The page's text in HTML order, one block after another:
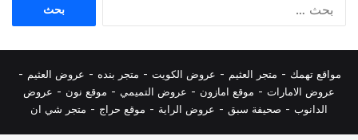
مواقع تهمك - متجر العثيم - عروض الكويت - متجر بنده - عروض العثيم -
عروض الامارات - موقع امازون - عروض التميمي - موقع نون - عروض
الدانوب - صحيفة سبق - عروض الراية - موقع حراج - متجر شي ان